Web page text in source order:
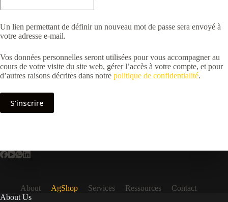
Un lien permettant de définir un nouveau mot de passe sera envoyé à
votre adresse e-mail.
Vos données personnelles seront utilisées pour vous accompagner au
cours de votre visite du site web, gérer l’accès à votre compte, et pour
d’autres raisons décrites dans notre politique de confidentialité.
S’inscrire
About AgShop Services Ressources
Contact
About Us